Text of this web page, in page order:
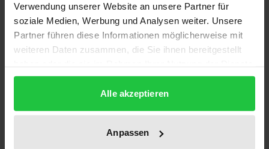
Verwendung unserer Website an unsere Partner für
soziale Medien, Werbung und Analysen weiter. Unsere
Partner führen diese Informationen möglicherweise mit
weiteren Daten zusammen, die Sie ihnen bereitgestellt
gesammelt haben.
Alle akzeptieren
Anpassen
Erinnerungsort für das kulturelle Gedächtnis
entwickelt. Nicht nur die BezeichnungVochooder
Vochito , wie dieses Auto liebevoll von den
Mexikaner*innen genannt wird, sondern auch die
Diversität der Formen seiner kulturellen Aneignung
sind Zeugen dieser Entwicklung.
Diese Material Culture Study wendet sich